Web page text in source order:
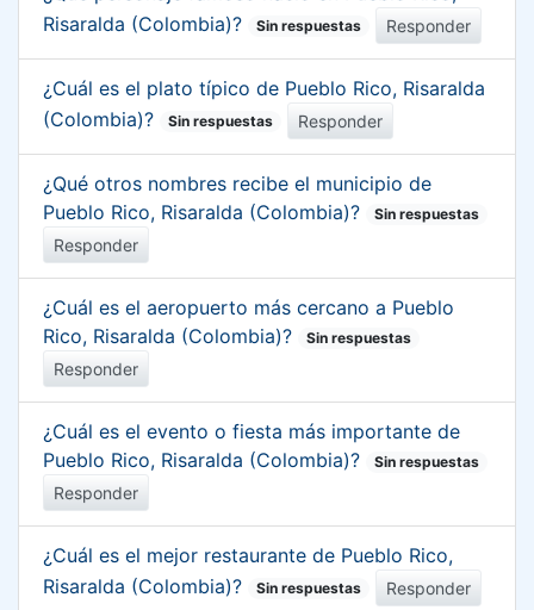
Risaralda (Colombia)?
Sin respuestas Responder
¿Cuál es el plato típico de Pueblo Rico, Risaralda
(Colombia)?
Sin respuestas Responder
¿Qué otros nombres recibe el municipio de
Pueblo Rico, Risaralda (Colombia)?
Sin respuestas
Responder
¿Cuál es el aeropuerto más cercano a Pueblo
Rico, Risaralda (Colombia)?
Sin respuestas
Responder
¿Cuál es el evento o fiesta más importante de
Pueblo Rico, Risaralda (Colombia)?
Sin respuestas
Responder
¿Cuál es el mejor restaurante de Pueblo Rico,
Risaralda (Colombia)?
Sin respuestas Responder